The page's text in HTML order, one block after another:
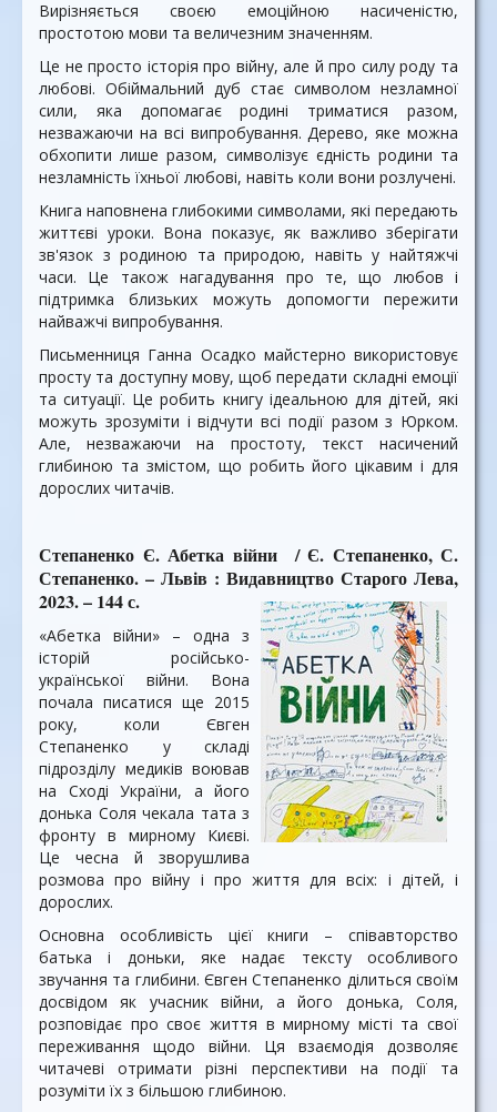
Вирізняється своєю емоційною насиченістю,
простотою мови та величезним значенням.
Це не просто історія про війну, але й про силу роду та
любові. Обіймальний дуб стає символом незламної
сили, яка допомагає родині триматися разом,
незважаючи на всі випробування. Дерево, яке можна
обхопити лише разом, символізує єдність родини та
незламність їхньої любові, навіть коли вони розлучені.
Книга наповнена глибокими символами, які передають
життєві уроки. Вона показує, як важливо зберігати
зв'язок з родиною та природою, навіть у найтяжчі
часи. Це також нагадування про те, що любов і
підтримка близьких можуть допомогти пережити
найважчі випробування.
Письменниця Ганна Осадко майстерно використовує
просту та доступну мову, щоб передати складні емоції
та ситуації. Це робить книгу ідеальною для дітей, які
можуть зрозуміти і відчути всі події разом з Юрком.
Але, незважаючи на простоту, текст насичений
глибиною та змістом, що робить його цікавим і для
дорослих читачів.
Степаненко Є. Абетка війни / Є. Степаненко, С.
Степаненко. – Львів : Видавництво Старого Лева,
2023. – 144 с.
«Абетка війни» – одна з
історій російсько-
української війни. Вона
почала писатися ще 2015
року, коли Євген
Степаненко у складі
підрозділу медиків воював
на Сході України, а його
донька Соля чекала тата з
фронту в мирному Києві.
Це чесна й зворушлива
розмова про війну і про життя для всіх: і дітей, і
дорослих.
Основна особливість цієї книги – співавторство
батька і доньки, яке надає тексту особливого
звучання та глибини. Євген Степаненко ділиться своїм
досвідом як учасник війни, а його донька, Соля,
розповідає про своє життя в мирному місті та свої
переживання щодо війни. Ця взаємодія дозволяє
читачеві отримати різні перспективи на події та
розуміти їх з більшою глибиною.